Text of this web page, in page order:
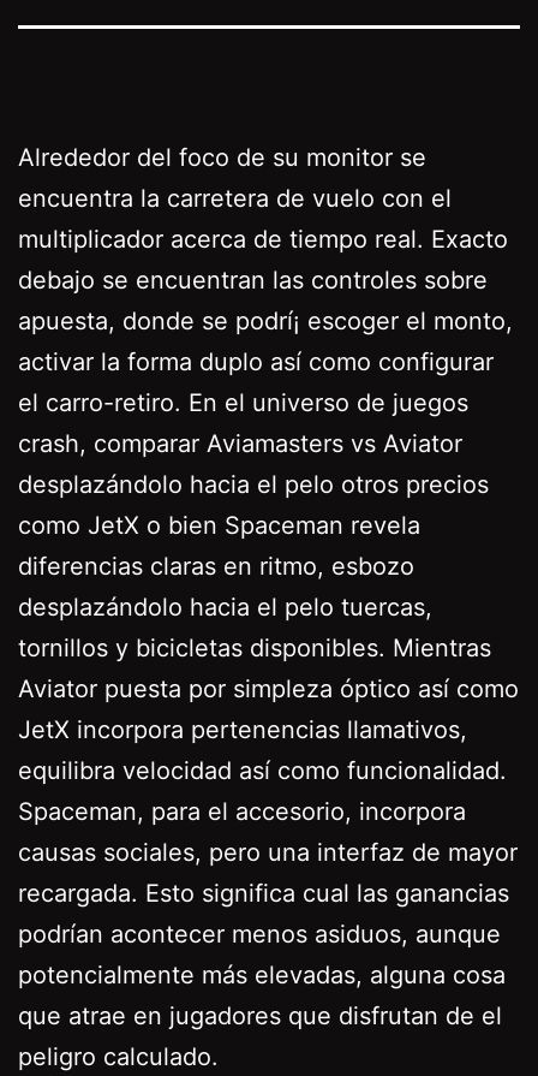
Alrededor del foco de su monitor se
encuentra la carretera de vuelo con el
multiplicador acerca de tiempo real. Exacto
debajo se encuentran las controles sobre
apuesta, donde se podrí¡ escoger el monto,
activar la forma duplo así­ como configurar
el carro-retiro. En el universo de juegos
crash, comparar Aviamasters vs Aviator
desplazándolo hacia el pelo otros precios
como JetX o bien Spaceman revela
diferencias claras en ritmo, esbozo
desplazándolo hacia el pelo tuercas,
tornillos y bicicletas disponibles. Mientras
Aviator puesta por simpleza óptico así­ como
JetX incorpora pertenencias llamativos,
equilibra velocidad así­ como funcionalidad.
Spaceman, para el accesorio, incorpora
causas sociales, pero una interfaz de mayor
recargada. Esto significa cual las ganancias
podrían acontecer menos asiduos, aunque
potencialmente más elevadas, alguna cosa
que atrae en jugadores que disfrutan de el
peligro calculado.